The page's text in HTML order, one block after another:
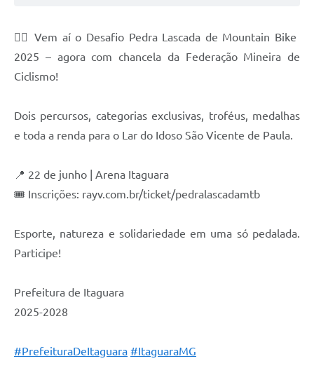
🚵‍♂️ Vem aí o Desafio Pedra Lascada de Mountain Bike
2025 – agora com chancela da Federação Mineira de
Ciclismo!
Dois percursos, categorias exclusivas, troféus, medalhas
e toda a renda para o Lar do Idoso São Vicente de Paula.
📍 22 de junho | Arena Itaguara
🎟 Inscrições: rayv.com.br/ticket/pedralascadamtb
Esporte, natureza e solidariedade em uma só pedalada.
Participe!
Prefeitura de Itaguara
2025-2028
#PrefeituraDeItaguara #ItaguaraMG